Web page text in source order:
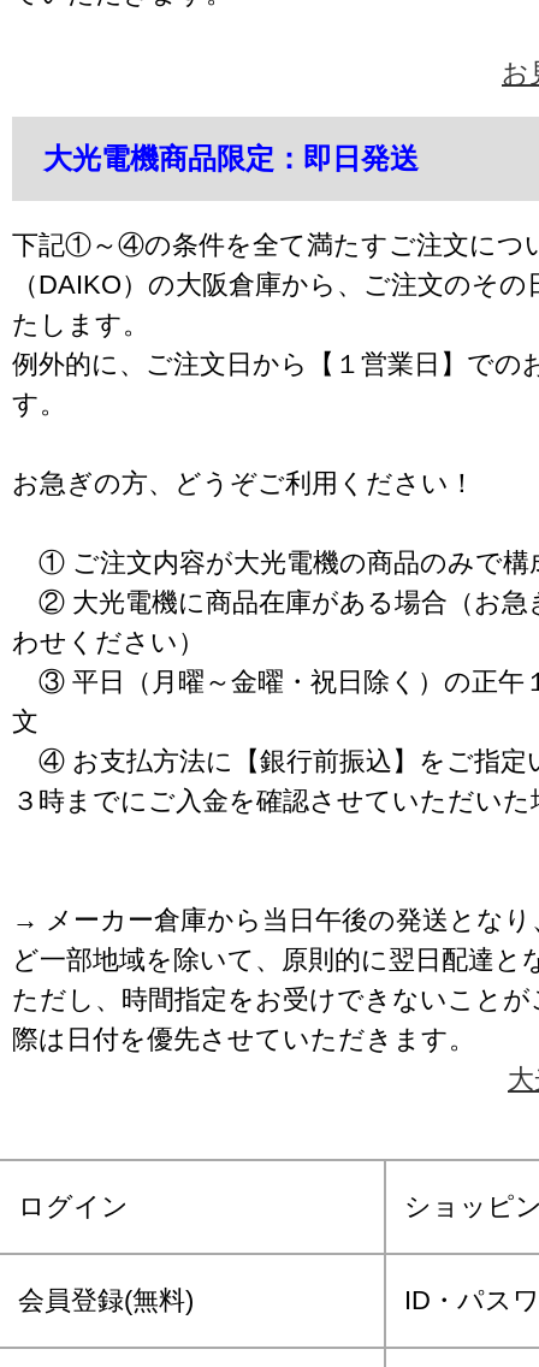
お
大光電機商品限定：即日発送
下記①～④の条件を全て満たすご注文につ
（DAIKO）の大阪倉庫から、ご注文のそ
たします。
例外的に、ご注文日から【１営業日】での
す。
お急ぎの方、どうぞご利用ください！
① ご注文内容が大光電機の商品のみで構
② 大光電機に商品在庫がある場合（お急
わせください）
③ 平日（月曜～金曜・祝日除く）の正午
文
④ お支払方法に【銀行前振込】をご指定
３時までにご入金を確認させていただいた
→ メーカー倉庫から当日午後の発送となり
ど一部地域を除いて、原則的に翌日配達と
ただし、時間指定をお受けできないこと
際は日付を優先させていただきます。
ログイン ショッピ
会員登録(無料) ID・パス